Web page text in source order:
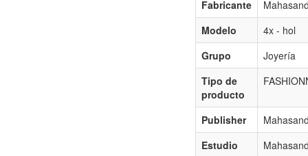
Fabricante
Modelo
4x - hol
Grupo
Joyería
Tipo de
producto
Publisher
Estudio